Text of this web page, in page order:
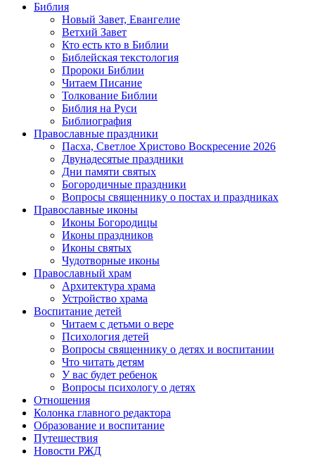
Библия
Новый Завет, Евангелие
Ветхий Завет
Кто есть кто в Библии
Библейская текстология
Пророки Библии
Читаем Писание
Толкование Библии
Библия на Руси
Библиография
Православные праздники
Пасха, Светлое Христово Воскресение 2026
Двунадесятые праздники
Дни памяти святых
Богородичные праздники
Вопросы священнику о постах и праздниках
Православные иконы
Иконы Богородицы
Иконы праздников
Иконы святых
Чудотворные иконы
Православный храм
Архитектура храма
Устройство храма
Воспитание детей
Читаем с детьми о вере
Психология детей
Вопросы священнику о детях и воспитании
Что читать детям
У вас будет ребенок
Вопросы психологу о детях
Отношения
Колонка главного редактора
Образование и воспитание
Путешествия
Новости РЖД